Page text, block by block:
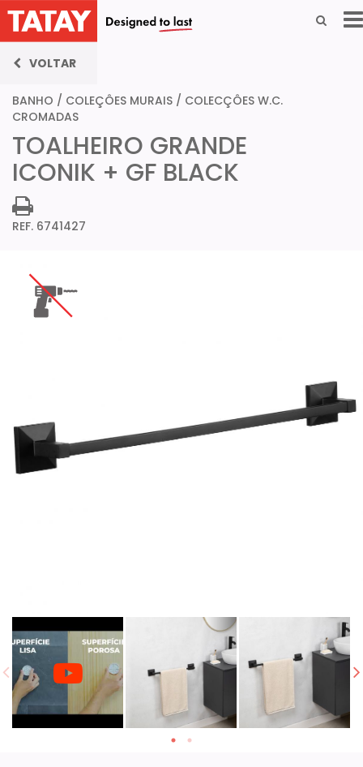
VOLTAR
BANHO / COLEÇÔES MURAIS / COLECÇÔES W.C.
CROMADAS
TOALHEIRO GRANDE
ICONIK + GF BLACK
REF. 6741427